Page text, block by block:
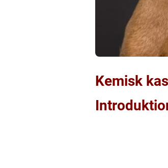
Kemisk